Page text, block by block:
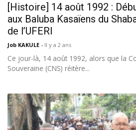
[Histoire] 14 août 1992 :
aux Baluba Kasaïens du
de l’UFERI
Job KAKULE - Il y a 2 ans
Ce jour-là, 14 août 1992, alors que la
Souveraine (CNS) réitère...